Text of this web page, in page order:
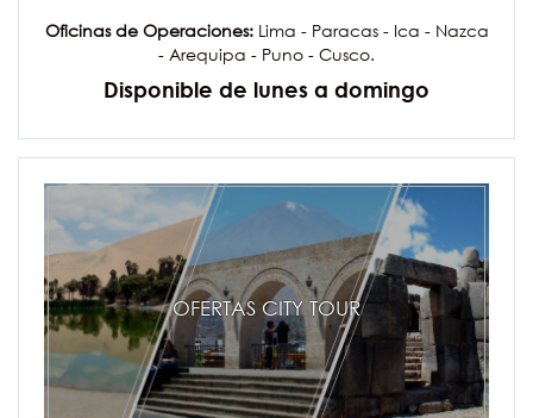
Oficinas de Operaciones:Lima - Paracas - Ica - Nazca
- Arequipa - Puno - Cusco.
Disponible de lunes a domingo
OFERTAS CITY TOUR